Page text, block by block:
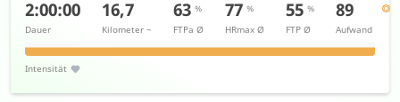
2:00:00
Dauer
16,7
Kilometer ~
63 %
FTPa Ø
77 %
HRmax Ø
55 %
FTP Ø
89
Aufwand
Intensität